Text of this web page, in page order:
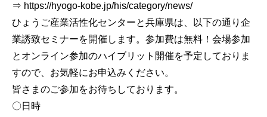
⇒ https://hyogo-kobe.jp/his/category/news/
ひょうご産業活性化センターと兵庫県は、以下の通り企
業誘致セミナーを開催します。参加費は無料！会場参加
とオンライン参加のハイブリット開催を予定しておりま
すので、お気軽にお申込みください。
皆さまのご参加をお待ちしております。
〇日時